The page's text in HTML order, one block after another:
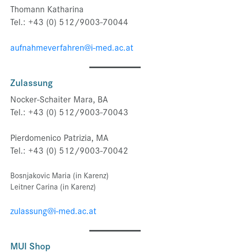
Thomann Katharina
Tel.: +43 (0) 512/9003-70044
aufnahmeverfahren@i-med.ac.at
Zulassung
Nocker-Schaiter Mara, BA
Tel.: +43 (0) 512/9003-70043
Pierdomenico Patrizia, MA
Tel.: +43 (0) 512/9003-70042
Bosnjakovic Maria (in Karenz)
Leitner Carina (in Karenz)
zulassung@i-med.ac.at
MUI Shop